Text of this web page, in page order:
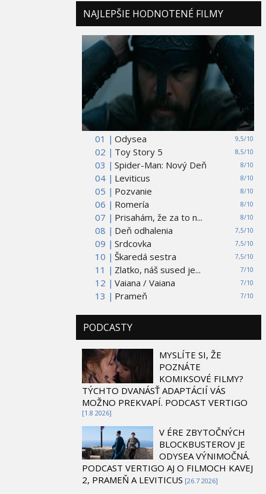
NAJLEPŠIE HODNOTENÉ FILMY
01 | 9,5/10
Odysea
02 |
8,5/10
Toy Story 5
03 |
8/10
Spider-Man: Nový Deň
04 |
8/10
Leviticus
05 |
8/10
Pozvanie
06 |
8/10
Romería
07 |
8/10
Prisahám, že za to n...
08 |
7,5/10
Deň odhalenia
09 |
7,5/10
Srdcovka
10 |
7,5/10
Škaredá sestra
11 |
7/10
Zlatko, náš sused je...
12 |
7/10
Vaiana / Vaiana
13 |
7/10
Prameň
PODCASTY
MYSLÍTE SI, ŽE
POZNÁTE
KOMIKSOVÉ FILMY?
TÝCHTO DVANÁSŤ ADAPTÁCIÍ VÁS
MOŽNO PREKVAPÍ. PODCAST VERTIGO
[1.8 2026]
V ÉRE ZBYTOČNÝCH
BLOCKBUSTEROV JE
ODYSEA VÝNIMOČNÁ.
PODCAST VERTIGO AJ O FILMOCH KAVEJ
2, PRAMEŇ A LEVITICUS [26.7 2026]